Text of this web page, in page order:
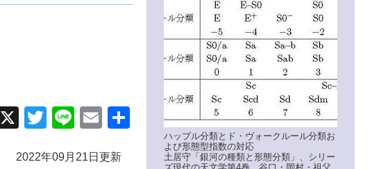
Facebook
X TwitterLineEmail
2022年09月21日更新
ハッブル分類とド・ヴォークルール分類お
よび形態型指数の対応
土居守「銀河の種類と形態分類」、シリー